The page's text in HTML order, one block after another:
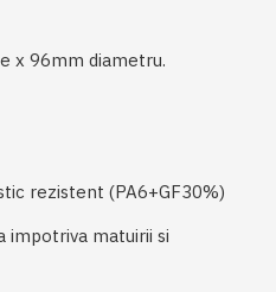
x 96mm diametru.
rezistent (PA6+GF30%)
matuirii si